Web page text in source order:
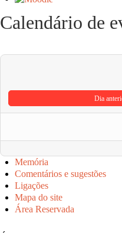
Calendário de
Dia
Memória
Comentários e sugestões
Ligações
Mapa do site
Área Reservada